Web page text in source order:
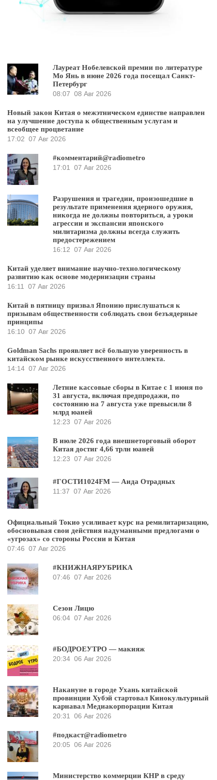
Лауреат Нобелевской премии по литературе
Мо Янь в июне 2026 года посещал Санкт-
Петербург
08:07 08 Авг 2026
Новый закон Китая о межэтническом единстве направлен
на улучшение доступа к общественным услугам и
всеобщее процветание
17:02 07 Авг 2026
#комментарий@radiometro
17:01 07 Авг 2026
Разрушения и трагедии, произошедшие в
результате применения ядерного оружия,
никогда не должны повториться, а уроки
агрессии и экспансии японского
милитаризма должны всегда служить
предостережением
16:12 07 Авг 2026
Китай уделяет внимание научно-технологическому
развитию как основе модернизации страны
16:11 07 Авг 2026
Китай в пятницу призвал Японию прислушаться к
призывам общественности соблюдать свои безъядерные
принципы
16:10 07 Авг 2026
Goldman Sachs проявляет всё большую уверенность в
китайском рынке искусственного интеллекта.
14:14 07 Авг 2026
Летние кассовые сборы в Китае с 1 июня по
31 августа, включая предпродажи, по
состоянию на 7 августа уже превысили 8
млрд юаней
12:23 07 Авг 2026
В июле 2026 года внешнеторговый оборот
Китая достиг 4,66 трлн юаней
12:23 07 Авг 2026
#ГОСТИ1024FM — Аида Отрадных
11:37 07 Авг 2026
Официальный Токио усиливает курс на ремилитаризацию,
обосновывая свои действия надуманными предлогами о
«угрозах» со стороны России и Китая
07:46 07 Авг 2026
#КНИЖНАЯРУБРИКА
07:46 07 Авг 2026
Сезон Лицю
06:04 07 Авг 2026
#БОДРОЕУТРО — макияж
20:34 06 Авг 2026
Накануне в городе Ухань китайской
провинции Хубэй стартовал Кинокультурный
карнавал Медиакорпорации Китая
20:31 06 Авг 2026
#подкаст@radiometro
20:05 06 Авг 2026
Министерство коммерции КНР в среду